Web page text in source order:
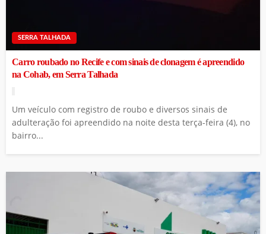
SERRA TALHADA
Carro roubado no Recife e com sinais de clonagem é apreendido
na Cohab, em Serra Talhada
Um veículo com registro de roubo e diversos sinais de
adulteração foi apreendido na noite desta terça-feira (4), no
bairro...